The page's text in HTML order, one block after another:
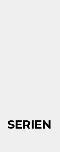
SERIEN